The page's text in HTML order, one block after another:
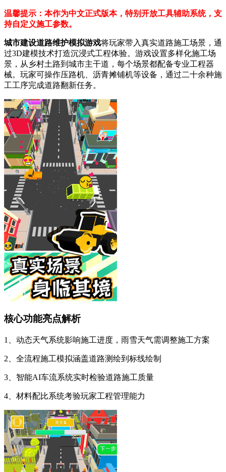
温馨提示：本作为中文正式版本，特别开放工具辅助系统，支
持自定义施工参数。
城市建设道路维护模拟游戏将玩家带入真实道路施工场景，通
过3D建模技术打造沉浸式工程体验。游戏设置多样化施工场
景，从乡村土路到城市主干道，每个场景都配备专业工程器
械。玩家可操作压路机、沥青摊铺机等设备，通过二十余种施
工工序完成道路翻新任务。
核心功能亮点解析
1、动态天气系统影响施工进度，雨雪天气需调整施工方案
2、全流程施工模拟涵盖道路测绘到标线绘制
3、智能AI车流系统实时检验道路施工质量
4、材料配比系统考验玩家工程管理能力